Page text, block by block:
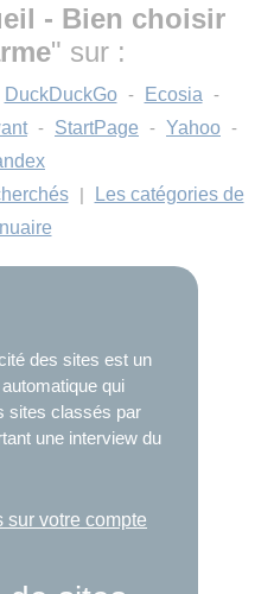
- Bien choisir
" sur :
DuckDuckGo - Ecosia -
- StartPage - Yahoo -
|
Les catégories de
des sites est un
qui
sites classés par
une interview du
sur votre compte